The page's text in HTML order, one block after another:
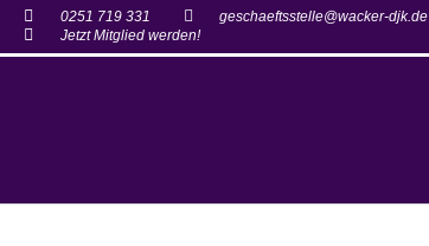
0251 719 331 geschaeftsstelle@wacker-djk.de
Jetzt Mitglied werden!